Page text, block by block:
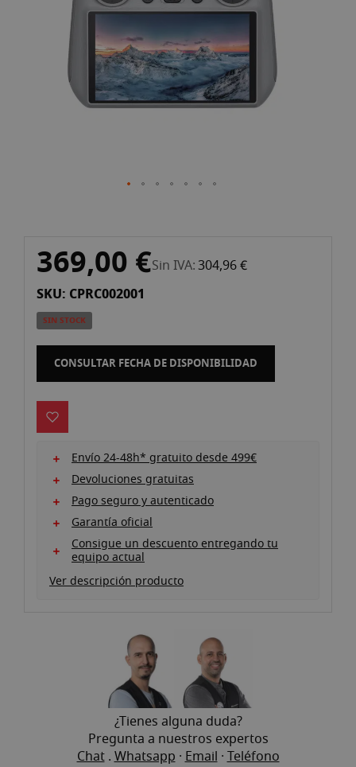
imágenes
de
galería
de
imágenes
369,00 €Sin IVA 304,96 €
SKU: CPRC002001
SIN STOCK
CONSULTAR FECHA DE DISPONIBILIDAD
Envío 24-48h* gratuito desde 499€
Devoluciones gratuitas
Pago seguro y autenticado
Garantía oficial
Consigue un descuento entregando tu
equipo actual
Ver descripción producto
¿Tienes alguna duda?
Pregunta a nuestros expertos
Chat.Whatsapp ·Email ·Teléfono